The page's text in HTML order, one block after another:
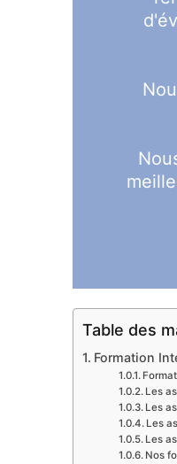
Table des
Formation
Les
Les
Les
Les
Nos